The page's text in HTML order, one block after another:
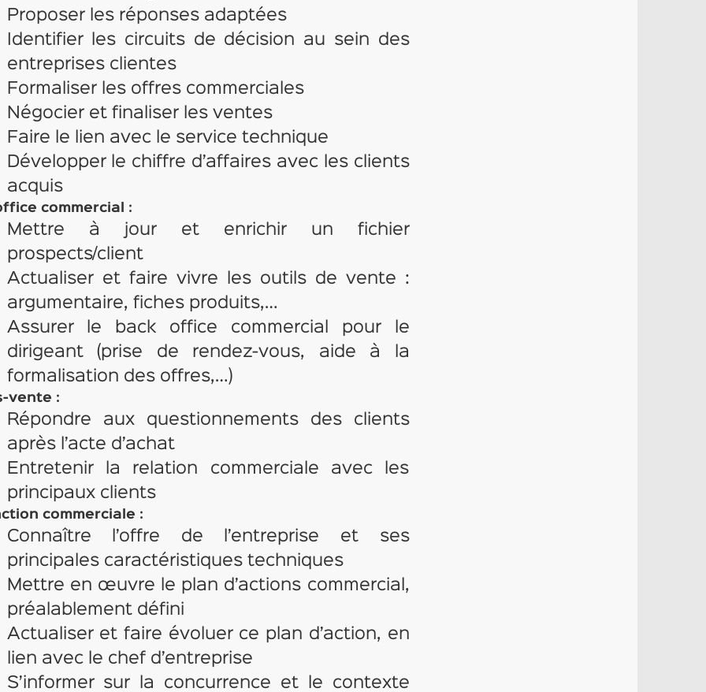
Proposer les réponses adaptées
Identifier les circuits de décision au sein des
entreprises clientes
Formaliser les offres commerciales
Négocier et finaliser les ventes
Faire le lien avec le service technique
Développer le chiffre d’affaires avec les clients
acquis
commercial :
Mettre à jour et enrichir un fichier
prospects/client
Actualiser et faire vivre les outils de vente :
argumentaire, fiches produits,…
Assurer le back office commercial pour le
dirigeant (prise de rendez-vous, aide à la
formalisation des offres,…)
vente :
Répondre aux questionnements des clients
après l’acte d’achat
Entretenir la relation commerciale avec les
principaux clients
commerciale :
Connaître l’offre de l’entreprise et ses
principales caractéristiques techniques
Mettre en œuvre le plan d’actions commercial,
préalablement défini
Actualiser et faire évoluer ce plan d’action, en
lien avec le chef d’entreprise
S’informer sur la concurrence et le contexte